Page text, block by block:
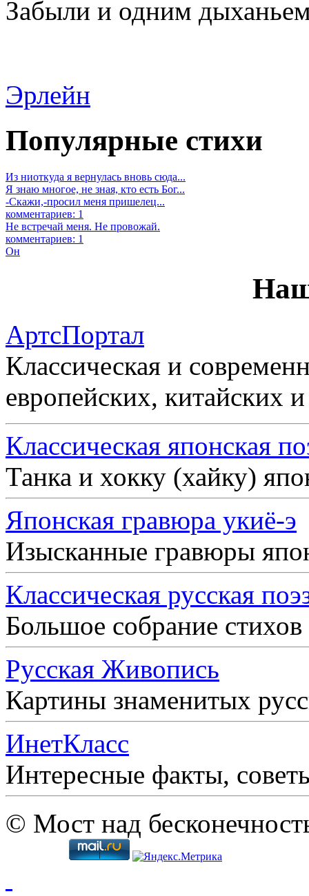
Забыли и одним
Эрлейн
Популярные стихи
Из ниоткуда я вернулась вновь сюда...
Я знаю многое, не зная, кто есть Бог...
-Скажи,-просил меня пришелец...
комментариев: 1
Не встречай меня. Не провожай.
комментариев: 1
Он
АртсПортал
Классическая и
европейских, китайских
Классическая японская
Танка и хокку (хайку)
Японская гравюра укиё-э
Изысканные гравюры
Классическая русская
Большое собрание
Русская Живопись
Картины знаменитых
ИнетКласс
Интересные факты,
© Мост над